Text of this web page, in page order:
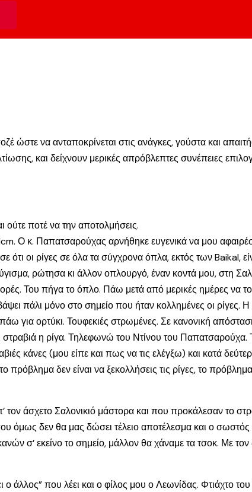
να ανταποκρίνεται στις ανάγκες, γούστα και
και δείχνουν μερικές απρόβλεπτες συνέπειες
ποτέ να την αποτολμήσεις.
Ο κ. Παπατσαρούχας αρνήθηκε ευγενικά να μου
ότι οι ρίγες σε όλα τα σύγχρονα όπλα, εκτός των Baikal,
ρώτησα κι άλλον οπλουργό, έναν κοντά μου, στη
Του πήγα το όπλο. Πάω μετά από μερικές ημέρες να
πάλι μόνο στο σημείο που ήταν κολλημένες οι
ορτύκι. Τουφεκιές στρωμένες. Σε κανονική απόσταση
στραβιά η ρίγα. Τηλεφωνώ του Ντίνου του
κάνες (μου είπε και πως να τις ελέγξω) και κατά
δεν είναι να ξεκολλήσεις τις ρίγες, το πρόβλημα
τον άσχετο Σαλονικιό μάστορα και που προκάλεσαν το
όμως δεν θα μας δώσει τέλειο αποτέλεσμα και ο
σ’ εκείνο το σημείο, μάλλον θα χάναμε τα τσοκ. Με
άλλος” που λέει και ο φίλος μου ο Λεωνίδας. Φτιάχτο